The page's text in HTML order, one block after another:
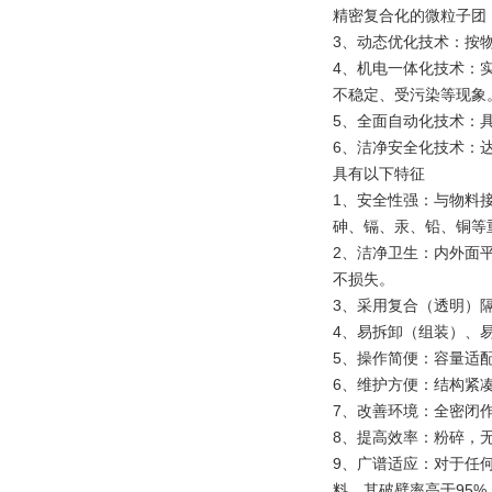
精密复合化的微粒子
3、动态优化技术：按
4、机电一体化技术：
不稳定、受污染等现象
5、全面自动化技术：
6、洁净安全化技术：
具有以下特征
1、安全性强：与物料
砷、镉、汞、铅、铜等
2、洁净卫生：内外面
不损失。
3、采用复合（透明）
4、易拆卸（组装）、
5、操作简便：容量适
6、维护方便：结构紧
7、改善环境：全密闭
8、提高效率：粉碎，
9、广谱适应：对于任